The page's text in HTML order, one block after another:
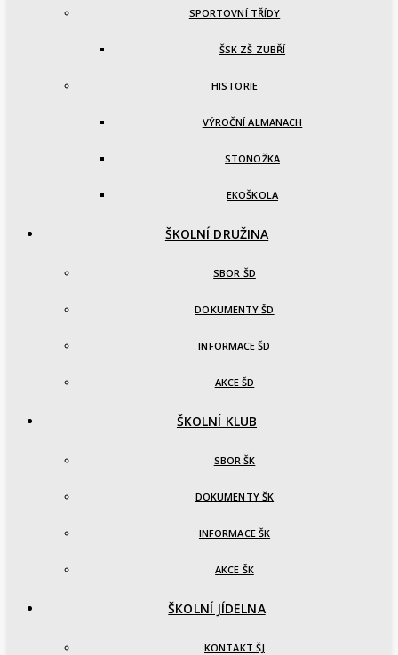
SPORTOVNÍ TŘÍDY
ŠSK ZŠ ZUBŘÍ
HISTORIE
VÝROČNÍ ALMANACH
STONOŽKA
EKOŠKOLA
ŠKOLNÍ DRUŽINA
SBOR ŠD
DOKUMENTY ŠD
INFORMACE ŠD
AKCE ŠD
ŠKOLNÍ KLUB
SBOR ŠK
DOKUMENTY ŠK
INFORMACE ŠK
AKCE ŠK
ŠKOLNÍ JÍDELNA
KONTAKT ŠJ